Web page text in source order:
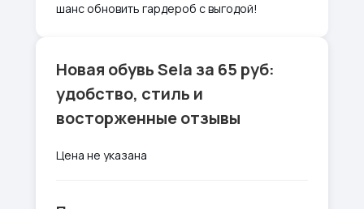
шанс обновить гардероб с выгодой!
Новая обувь Sela за 65 руб:
удобство, стиль и
восторженные отзывы
Цена не указана